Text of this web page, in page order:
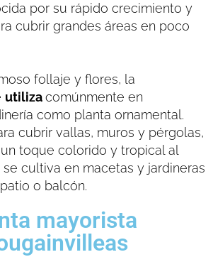
por su rápido crecimiento y
cubrir grandes áreas en poco
follaje y flores, la
utilizacomúnmente en
como planta ornamental.
cubrir vallas, muros y pérgolas,
toque colorido y tropical al
se cultiva en macetas y jardineras
o balcón.
mayorista